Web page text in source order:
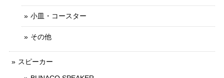
小皿・コースター
その他
スピーカー